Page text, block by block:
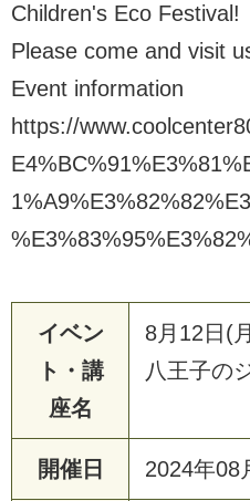
Children's Eco Festival!
Please come and visit
Event information
https://
イベン
ト・講
座名
8月12日(
八王子の
開催日 2024年08